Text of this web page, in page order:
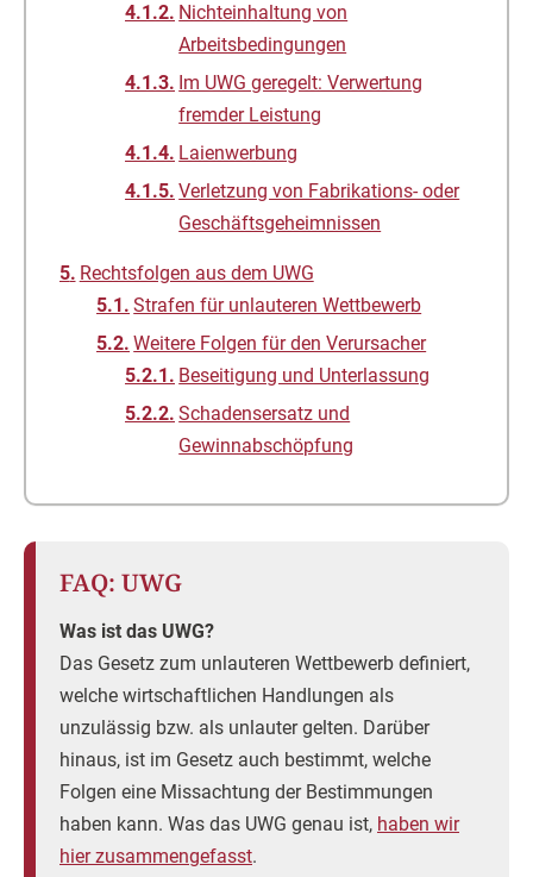
Nichteinhaltung von
Arbeitsbedingungen
Im UWG geregelt: Verwertung
fremder Leistung
Laienwerbung
Verletzung von Fabrikations- oder
Geschäftsgeheimnissen
Rechtsfolgen aus dem UWG
Strafen für unlauteren Wettbewerb
Weitere Folgen für den Verursacher
Beseitigung und Unterlassung
Schadensersatz und
Gewinnabschöpfung
FAQ: UWG
Was ist das UWG?
Das Gesetz zum unlauteren Wettbewerb definiert,
welche wirtschaftlichen Handlungen als
unzulässig bzw. als unlauter gelten. Darüber
hinaus, ist im Gesetz auch bestimmt, welche
Folgen eine Missachtung der Bestimmungen
haben kann. Was das UWG genau ist, haben wir
hier zusammengefasst.